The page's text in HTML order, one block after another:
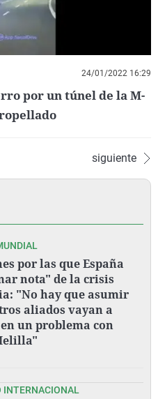
24/01/2022 16:29
por un túnel de la M-
siguiente
por las que España
nota" de la crisis
"No hay que asumir
aliados vayan a
un problema con
INTERNACIONAL